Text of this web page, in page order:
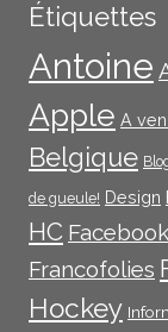
Étiquettes
Antoine
Apple A
Belgique
de gueule! Design
HC Facebook
Francofolies
Hockey